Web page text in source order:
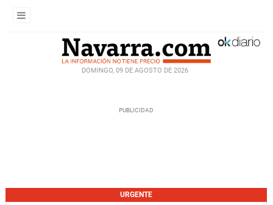
DOMINGO, 09 DE AGOSTO DE 2026
URGENTE